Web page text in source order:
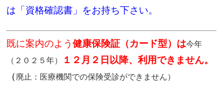
は「資格確認書」をお持ち下さい。
既に案内のよう健康保険証（カード型）は今年
（２０２５年）
１２月２日以降、利用できません。
（ 廃止：医療機関での保険受診ができません）